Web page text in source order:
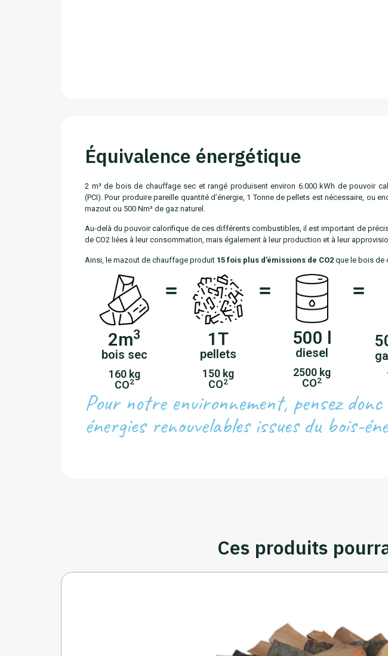
Équivalence énergétique
2 m³ de bois de chauﬀage sec et rangé produisent environ 6.000 kWh de pouvoir
(PCI). Pour produire pareille quantité d’énergie, 1 Tonne de pellets est nécessaire, ou
mazout ou 500 Nm³ de gaz naturel.
Au-delà du pouvoir calorifique de ces différents combustibles, il est important de
de CO2 liées à leur consommation, mais également à leur production et à leur
Ainsi, le mazout de chauffage produit 15 fois plus d’émissions de CO2 que le bois de
2m3
bois sec
160 kg
CO2
1T
pellets
150 kg
CO2
500 l
diesel
2500 kg
CO2
Pour notre environnement, pensez
énergies renouvelables issues du bois-
Ces produits